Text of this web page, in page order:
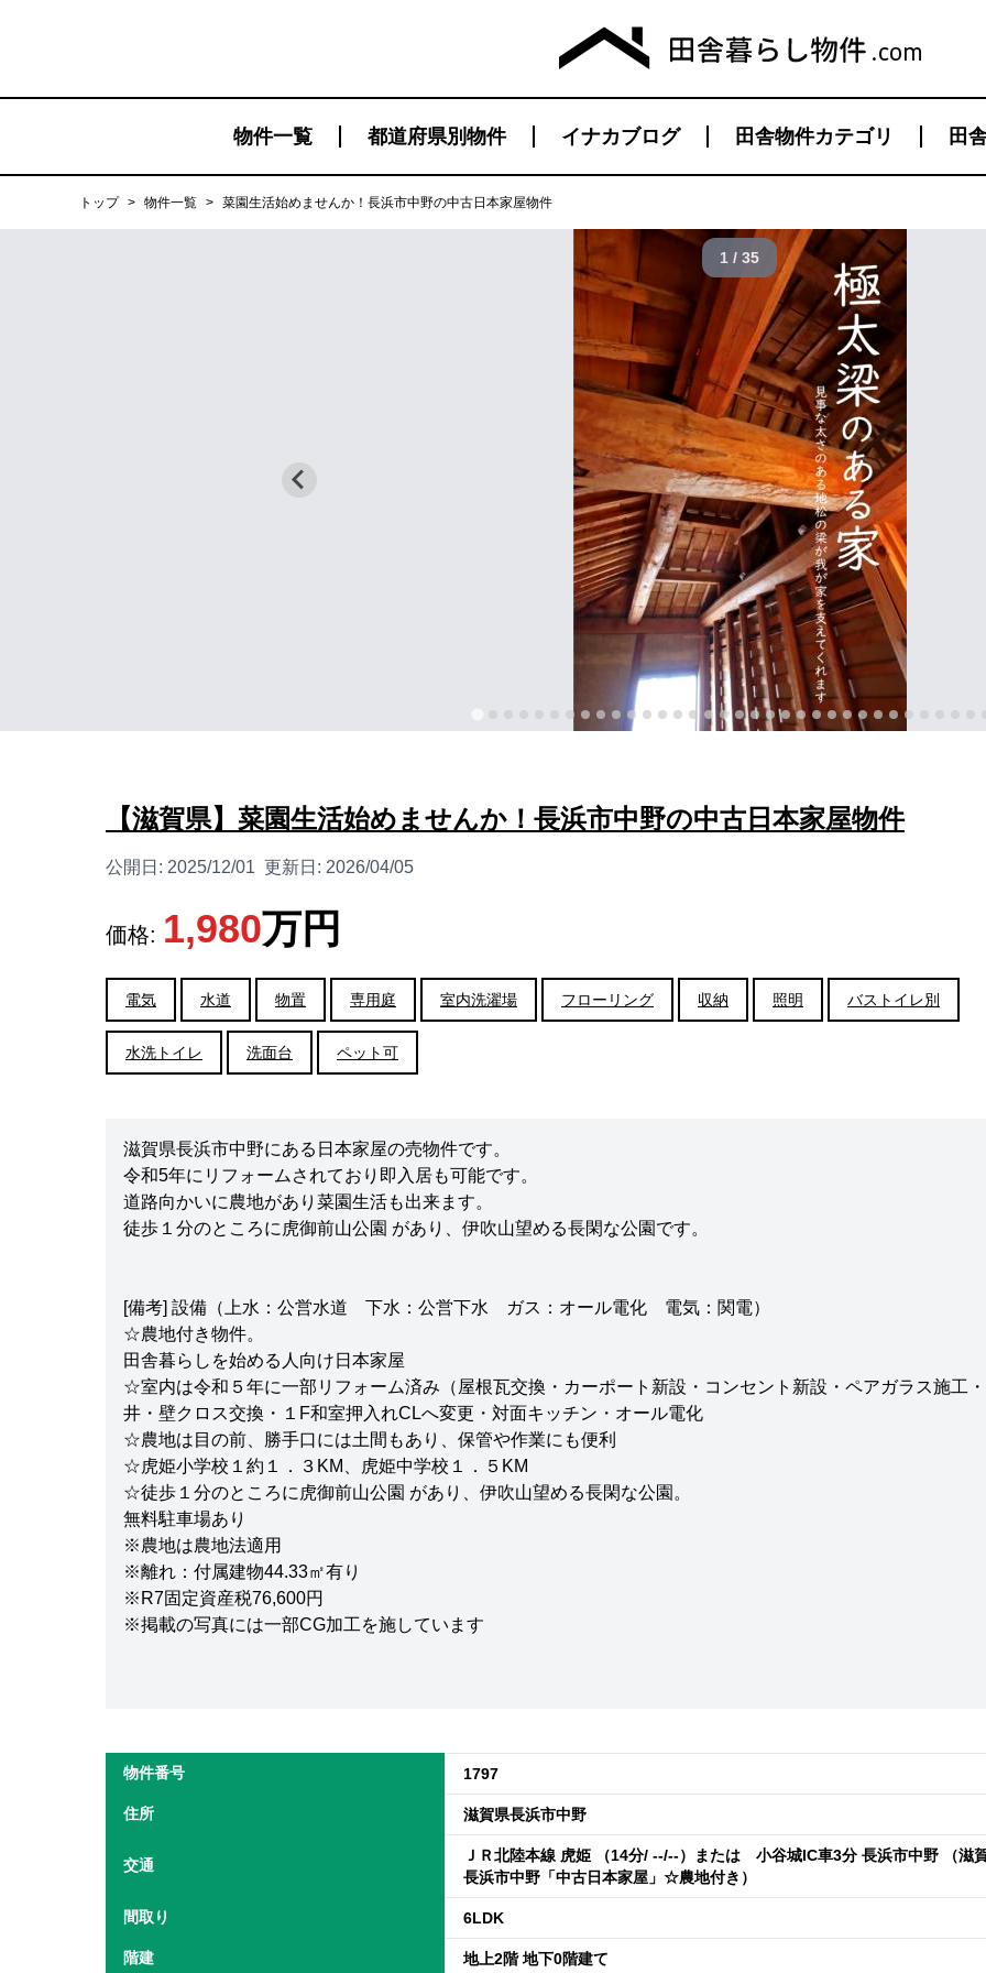
物件一覧 都道府県別物件 イナカブログ 田舎物件カテゴリ 田
トップ > 物件一覧 > 菜園生活始めませんか！長浜市中野の中古日本家屋物件
1 / 35
【滋賀県】菜園生活始めませんか！長浜市中野の中古日本家屋物件
公開日: 2025/12/01 更新日: 2026/04/05
価格: 1,980万円
電気 水道 物置 専用庭 室内洗濯場 フローリング 収納 照明 バストイレ別
水洗トイレ 洗面台 ペット可
滋賀県長浜市中野にある日本家屋の売物件です。
令和5年にリフォームされており即入居も可能です。
道路向かいに農地があり菜園生活も出来ます。
徒歩１分のところに虎御前山公園 があり、伊吹山望める長閑な公園です。
[備考] 設備（上水：公営水道 下水：公営下水 ガス：オール電化 電気：関電）
☆農地付き物件。
田舎暮らしを始める人向け日本家屋
☆室内は令和５年に一部リフォーム済み（屋根瓦交換・カーポート新設・コンセント新設・ペアガラス施工
井・壁クロス交換・１F和室押入れCLへ変更・対面キッチン・オール電化
☆農地は目の前、勝手口には土間もあり、保管や作業にも便利
☆虎姫小学校１約１．３KM、虎姫中学校１．５KM
☆徒歩１分のところに虎御前山公園 があり、伊吹山望める長閑な公園。
無料駐車場あり
※農地は農地法適用
※離れ：付属建物44.33㎡有り
※R7固定資産税76,600円
※掲載の写真には一部CG加工を施しています
物件番号 1797
住所 滋賀県長浜市中野
交通
ＪＲ北陸本線 虎姫 （14分/ --/--）または 小谷城IC車3分 長浜市中野 （滋
長浜市中野「中古日本家屋」☆農地付き）
間取り 6LDK
階建 地上2階 地下0階建て